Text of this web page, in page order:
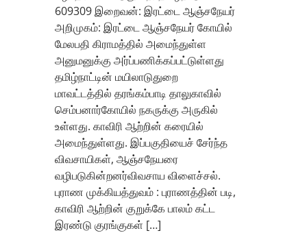
609309 இறைவன்: இரட்டை ஆஞ்சநேயர்
அறிமுகம்: இரட்டை ஆஞ்சநேயர் கோயில்
மேலபதி கிராமத்தில் அமைந்துள்ள
அனுமனுக்கு அர்ப்பணிக்கப்பட்டுள்ளது
தமிழ்நாட்டின் மயிலாடுதுறை
மாவட்டத்தில் தரங்கம்பாடி தாலுகாவில்
செம்பனார்கோயில் நகருக்கு அருகில்
உள்ளது. காவிரி ஆற்றின் கரையில்
அமைந்துள்ளது. இப்பகுதியைச் சேர்ந்த
விவசாயிகள், ஆஞ்சநேயரை
வழிபடுகின்றனர்விவசாய விளைச்சல்.
புராண முக்கியத்துவம் : புராணத்தின் படி,
காவிரி ஆற்றின் குறுக்கே பாலம் கட்ட
இரண்டு குரங்குகள் […]